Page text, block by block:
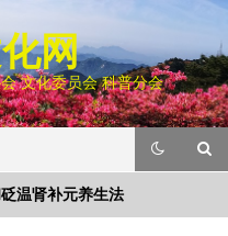
网
文化委员会 科普分会
温肾补元养生法